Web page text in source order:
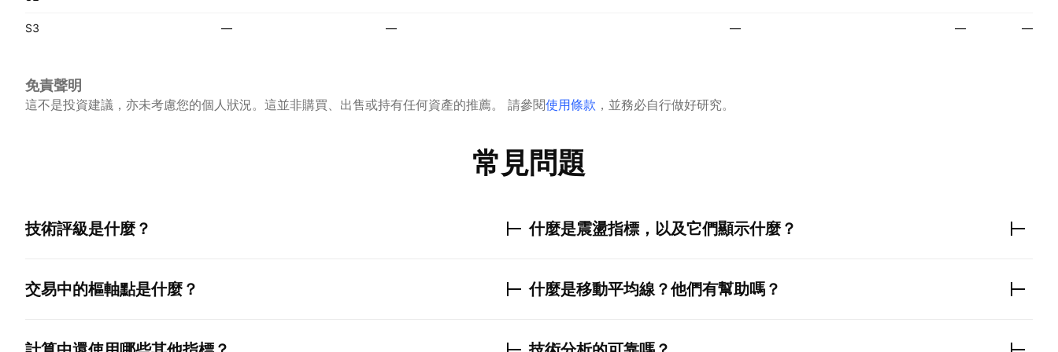
S3 — — — — —
免責聲明
這不是投資建議，亦未考慮您的個人狀況。這並非購買、出售或持有任何資產的推薦。 請參閱使用條款 ，並務必自行做好研究。
常見問題
技術評級是什麼？
交易中的樞軸點是什麼？
什麼是震盪指標，以及它們顯示什麼？
什麼是移動平均線？他們有幫助嗎？